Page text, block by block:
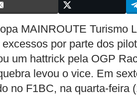
MAINROUTE Turismo
por parte dos
um hattrick pela OGP
levou o vice. Em
no F1BC, na quarta-feira